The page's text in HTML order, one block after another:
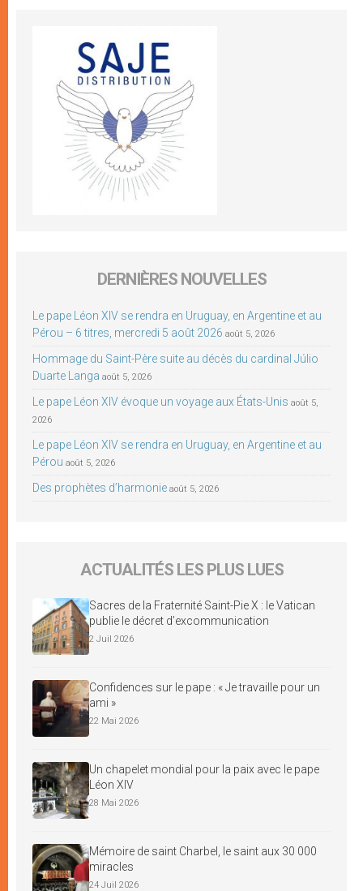
DERNIÈRES NOUVELLES
Le pape Léon XIV se rendra en Uruguay, en Argentine et au
Pérou – 6 titres, mercredi 5 août 2026 août 5, 2026
Hommage du Saint-Père suite au décès du cardinal Júlio
Duarte Langa août 5, 2026
Le pape Léon XIV évoque un voyage aux États-Unis août 5,
2026
Le pape Léon XIV se rendra en Uruguay, en Argentine et au
Pérou août 5, 2026
Des prophètes d’harmonie août 5, 2026
ACTUALITÉS LES PLUS LUES
Sacres de la Fraternité Saint-Pie X : le Vatican
publie le décret d’excommunication
2 Juil 2026
Confidences sur le pape : « Je travaille pour un
ami »
22 Mai 2026
Un chapelet mondial pour la paix avec le pape
Léon XIV
28 Mai 2026
Mémoire de saint Charbel, le saint aux 30 000
miracles
24 Juil 2026